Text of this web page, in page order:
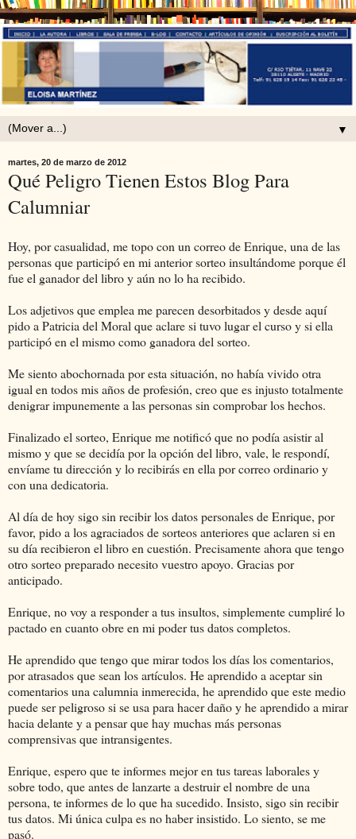
▼
martes, 20 de marzo de 2012
Qué Peligro Tienen Estos Blog Para
Calumniar
Hoy, por casualidad, me topo con un correo de Enrique, una de las
personas que participó en mi anterior sorteo insultándome porque él
fue el ganador del libro y aún no lo ha recibido.
Los adjetivos que emplea me parecen desorbitados y desde aquí
pido a Patricia del Moral que aclare si tuvo lugar el curso y si ella
participó en el mismo como ganadora del sorteo.
Me siento abochornada por esta situación, no había vivido otra
igual en todos mis años de profesión, creo que es injusto totalmente
denigrar impunemente a las personas sin comprobar los hechos.
Finalizado el sorteo, Enrique me notificó que no podía asistir al
mismo y que se decidía por la opción del libro, vale, le respondí,
envíame tu dirección y lo recibirás en ella por correo ordinario y
con una dedicatoria.
Al día de hoy sigo sin recibir los datos personales de Enrique, por
favor, pido a los agraciados de sorteos anteriores que aclaren si en
su día recibieron el libro en cuestión. Precisamente ahora que tengo
otro sorteo preparado necesito vuestro apoyo. Gracias por
anticipado.
Enrique, no voy a responder a tus insultos, simplemente cumpliré lo
pactado en cuanto obre en mi poder tus datos completos.
He aprendido que tengo que mirar todos los días los comentarios,
por atrasados que sean los artículos. He aprendido a aceptar sin
comentarios una calumnia inmerecida, he aprendido que este medio
puede ser peligroso si se usa para hacer daño y he aprendido a mirar
hacia delante y a pensar que hay muchas más personas
comprensivas que intransigentes.
Enrique, espero que te informes mejor en tus tareas laborales y
sobre todo, que antes de lanzarte a destruir el nombre de una
persona, te informes de lo que ha sucedido. Insisto, sigo sin recibir
tus datos. Mi única culpa es no haber insistido. Lo siento, se me
pasó.